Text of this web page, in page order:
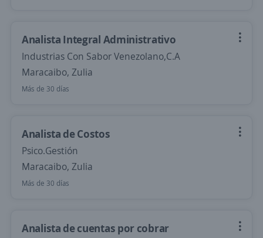
Analista Integral Administrativo
Industrias Con Sabor Venezolano,C.A
Maracaibo, Zulia
Más de 30 días
Analista de Costos
Psico.Gestión
Maracaibo, Zulia
Más de 30 días
Analista de cuentas por cobrar